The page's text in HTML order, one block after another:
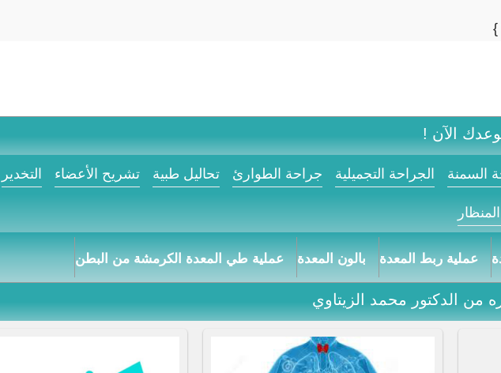
"
الآن !
السمنة الجراحة التجميلية جراحة الطوارئ تحاليل طبية تشريح الأعضاء التخدير
عملية ربط المعدة بالون المعدة عملية طي المعدة الكرمشة من البطن
من الدكتور محمد الزيتاوي